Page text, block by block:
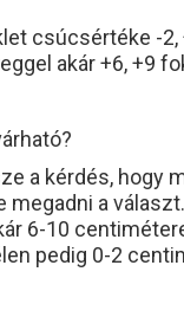
csúcsértéke -
akár +6, +9
a kérdés, hogy
megadni a
6-10
pedig 0-2